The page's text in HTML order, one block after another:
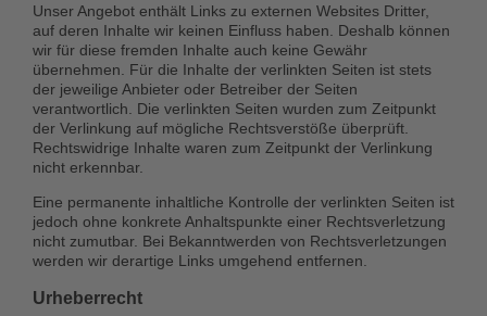
Unser Angebot enthält Links zu externen Websites Dritter,
auf deren Inhalte wir keinen Einfluss haben. Deshalb können
wir für diese fremden Inhalte auch keine Gewähr
übernehmen. Für die Inhalte der verlinkten Seiten ist stets
der jeweilige Anbieter oder Betreiber der Seiten
verantwortlich. Die verlinkten Seiten wurden zum Zeitpunkt
der Verlinkung auf mögliche Rechtsverstöße überprüft.
Rechtswidrige Inhalte waren zum Zeitpunkt der Verlinkung
nicht erkennbar.
Eine permanente inhaltliche Kontrolle der verlinkten Seiten ist
jedoch ohne konkrete Anhaltspunkte einer Rechtsverletzung
nicht zumutbar. Bei Bekanntwerden von Rechtsverletzungen
werden wir derartige Links umgehend entfernen.
Urheberrecht